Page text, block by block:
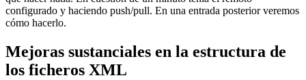
configurado y haciendo push/pull. En una entrada posterior veremos
cómo hacerlo.
Mejoras sustanciales en la estructura de
los ficheros XML